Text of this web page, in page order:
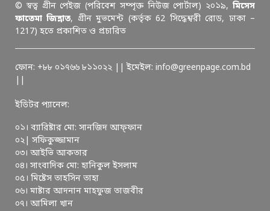
© স্বত্ব গ্রীন পেইজ (পরিবেশ সম্পৃক্ত নিউজ পোর্টাল) ২০১৯, মিসেস
ফাতেমা জিন্নাত, গ্রীন মুভমেন্ট (কর্তৃক 62 সিদ্ধেশ্বরী রোড, ঢাকা –
1217) হতে প্রকাশিত ও প্রচারিত
ফোন: +৮৮ ০১৭৬৬ ৮১১০২২ || ইমেইল: info@greenpage.com.bd
ইডিটর প্যানেল:
০১। ব্যারিষ্টার মো: সানজিদ আফ্ফান
০২| সফিকুজ্জামান
০৩। আইভি আকতার
০৪। সাংবাদিক মো: হানিকুল ইসলাম
০৫। মিষ্টেস তাহসিন তাহা
০৬। মাষ্টার আদনান মাহফুজ তাজবীর
০৭। আমিলা খান